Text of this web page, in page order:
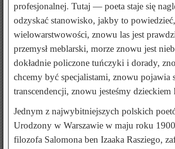
profesjonalnej. Tutaj — poeta staje się
odzyskać stanowisko, jakby to
wielowarstwowości, znowu las jest
przemysł meblarski, morze znowu jest
dokładnie policzone tuńczyki i dorady,
chcemy być specjalistami, znowu pojawia
transcendencji, znowu jesteśmy
Jednym z najwybitniejszych polskich
Urodzony w Warszawie w maju roku
filozofa Salomona ben Izaaka Rasziego,